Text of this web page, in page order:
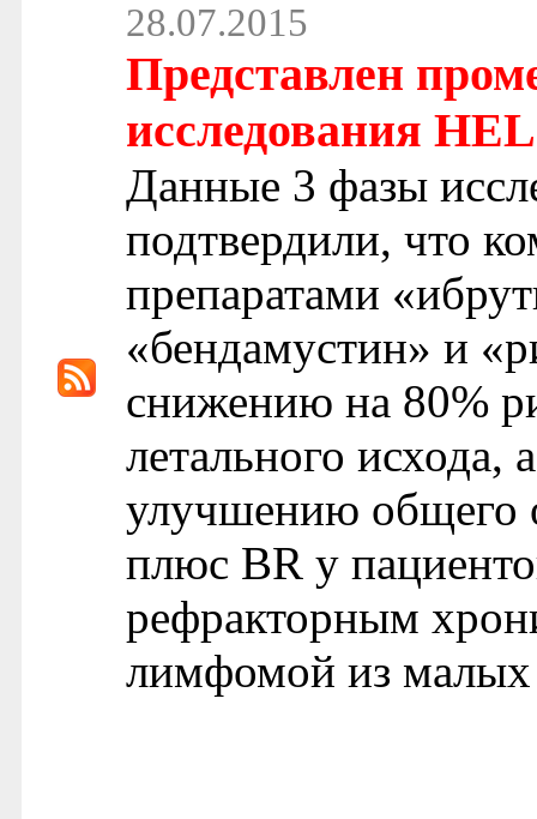
28.07.2015
Представлен
исследования
Данные 3 фазы
подтвердили, что
препаратами
«бендамустин» и
снижению на 80%
летального исхода,
улучшению общего
плюс BR у
рефракторным
лимфомой из